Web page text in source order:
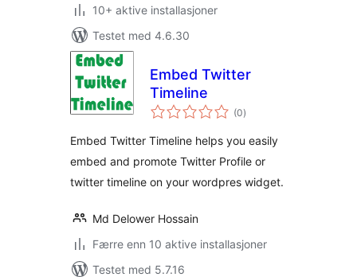
10+ aktive installasjoner
Testet med 4.6.30
Embed Twitter
Timeline
(0totale
vurderinger
)
Embed Twitter Timeline helps you easily
embed and promote Twitter Profile or
twitter timeline on your wordpres widget.
Md Delower Hossain
Færre enn 10 aktive installasjoner
Testet med 5.7.16